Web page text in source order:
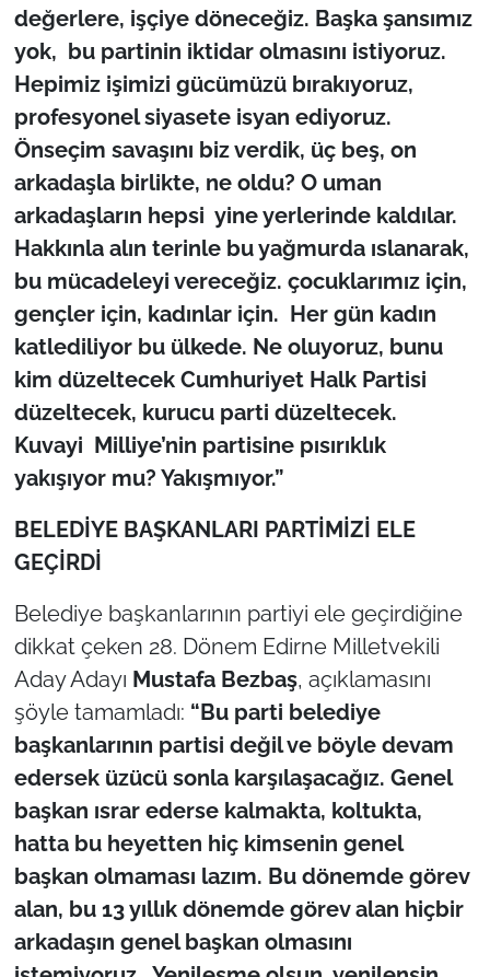
değerlere, işçiye döneceğiz. Başka şansımız
yok, bu partinin iktidar olmasını istiyoruz.
Hepimiz işimizi gücümüzü bırakıyoruz,
profesyonel siyasete isyan ediyoruz.
Önseçim savaşını biz verdik, üç beş, on
arkadaşla birlikte, ne oldu? O uman
arkadaşların hepsi yine yerlerinde kaldılar.
Hakkınla alın terinle bu yağmurda ıslanarak,
bu mücadeleyi vereceğiz. çocuklarımız için,
gençler için, kadınlar için. Her gün kadın
katlediliyor bu ülkede. Ne oluyoruz, bunu
kim düzeltecek Cumhuriyet Halk Partisi
düzeltecek, kurucu parti düzeltecek.
Kuvayi Milliye’nin partisine pısırıklık
yakışıyor mu? Yakışmıyor.”
BELEDİYE BAŞKANLARI PARTİMİZİ ELE
GEÇİRDİ
Belediye başkanlarının partiyi ele geçirdiğine
dikkat çeken 28. Dönem Edirne Milletvekili
Aday Adayı Mustafa Bezbaş, açıklamasını
şöyle tamamladı: “Bu parti belediye
başkanlarının partisi değil ve böyle devam
edersek üzücü sonla karşılaşacağız. Genel
başkan ısrar ederse kalmakta, koltukta,
hatta bu heyetten hiç kimsenin genel
başkan olmaması lazım. Bu dönemde görev
alan, bu 13 yıllık dönemde görev alan hiçbir
arkadaşın genel başkan olmasını